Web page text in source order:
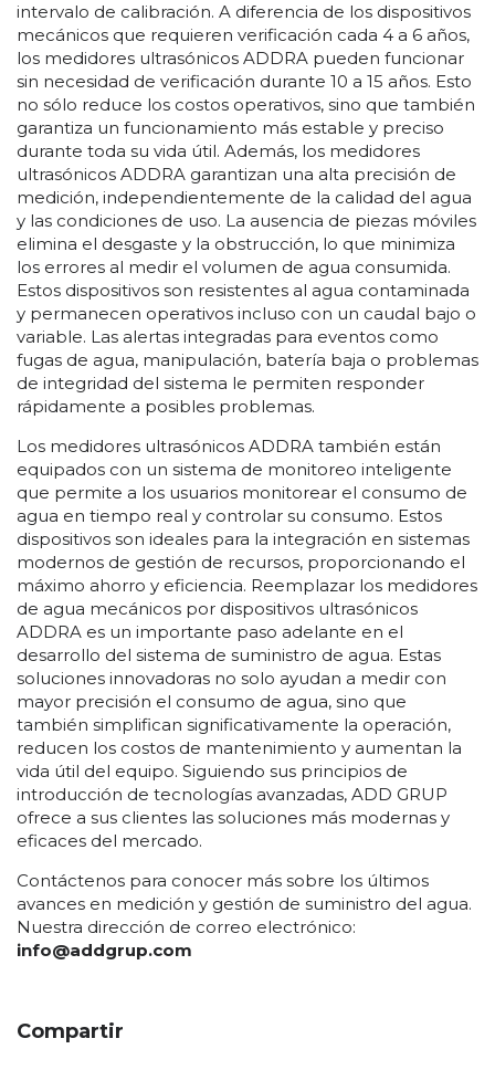
intervalo de calibración. A diferencia de los dispositivos
mecánicos que requieren verificación cada 4 a 6 años,
los medidores ultrasónicos ADDRA pueden funcionar
sin necesidad de verificación durante 10 a 15 años. Esto
no sólo reduce los costos operativos, sino que también
garantiza un funcionamiento más estable y preciso
durante toda su vida útil. Además, los medidores
ultrasónicos ADDRA garantizan una alta precisión de
medición, independientemente de la calidad del agua
y las condiciones de uso. La ausencia de piezas móviles
elimina el desgaste y la obstrucción, lo que minimiza
los errores al medir el volumen de agua consumida.
Estos dispositivos son resistentes al agua contaminada
y permanecen operativos incluso con un caudal bajo o
variable. Las alertas integradas para eventos como
fugas de agua, manipulación, batería baja o problemas
de integridad del sistema le permiten responder
rápidamente a posibles problemas.
Los medidores ultrasónicos ADDRA también están
equipados con un sistema de monitoreo inteligente
que permite a los usuarios monitorear el consumo de
agua en tiempo real y controlar su consumo. Estos
dispositivos son ideales para la integración en sistemas
modernos de gestión de recursos, proporcionando el
máximo ahorro y eficiencia. Reemplazar los medidores
de agua mecánicos por dispositivos ultrasónicos
ADDRA es un importante paso adelante en el
desarrollo del sistema de suministro de agua. Estas
soluciones innovadoras no solo ayudan a medir con
mayor precisión el consumo de agua, sino que
también simplifican significativamente la operación,
reducen los costos de mantenimiento y aumentan la
vida útil del equipo. Siguiendo sus principios de
introducción de tecnologías avanzadas, ADD GRUP
ofrece a sus clientes las soluciones más modernas y
eficaces del mercado.
Contáctenos para conocer más sobre los últimos
avances en medición y gestión de suministro del agua.
Nuestra dirección de correo electrónico:
info@addgrup.com
Compartir